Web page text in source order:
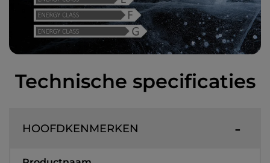
Technische specificaties
HOOFDKENMERKEN